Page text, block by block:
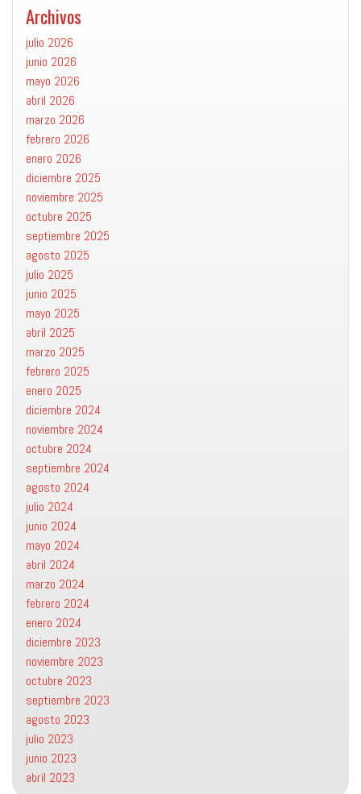
Archivos
julio 2026
junio 2026
mayo 2026
abril 2026
marzo 2026
febrero 2026
enero 2026
diciembre 2025
noviembre 2025
octubre 2025
septiembre 2025
agosto 2025
julio 2025
junio 2025
mayo 2025
abril 2025
marzo 2025
febrero 2025
enero 2025
diciembre 2024
noviembre 2024
octubre 2024
septiembre 2024
agosto 2024
julio 2024
junio 2024
mayo 2024
abril 2024
marzo 2024
febrero 2024
enero 2024
diciembre 2023
noviembre 2023
octubre 2023
septiembre 2023
agosto 2023
julio 2023
junio 2023
abril 2023